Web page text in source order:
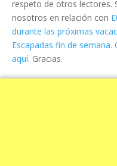
respeto de otros lectores.
nosotros en relación con
durante las próximas
Escapadas fin de
aquí. Gracias.